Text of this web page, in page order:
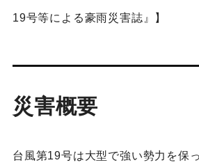
19号等による豪雨災害誌』】
災害概要
台風第19号は大型で強い勢力を保